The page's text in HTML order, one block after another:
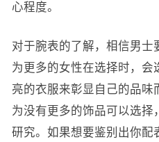
心程度。
对于腕表的了解，相信男士
为更多的女性在选择时，会
亮的衣服来彰显自己的品味
为没有更多的饰品可以选择
研究。如果想要鉴别出你配